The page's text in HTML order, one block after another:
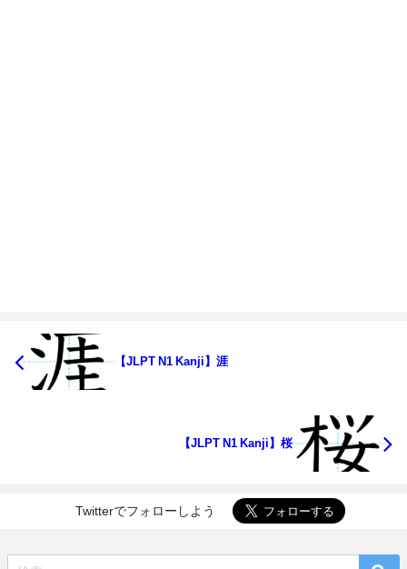
【JLPT N1 Kanji】涯
【JLPT N1 Kanji】桜
Twitterでフォローしよう